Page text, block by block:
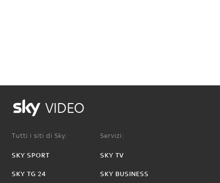
VIDEO
Tutti i siti di Sky:
SKY SPORT
SKY TG 24
Servizi:
SKY TV
SKY BUSINESS